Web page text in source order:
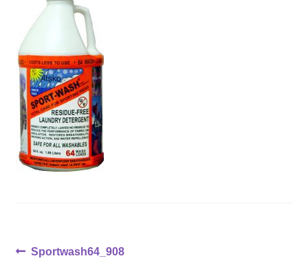
Inläggsnavigering
Föregående
Sportwash64_908